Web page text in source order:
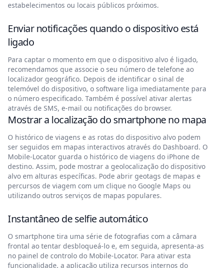
estabelecimentos ou locais públicos próximos.
Enviar notificações quando o dispositivo está
ligado
Para captar o momento em que o dispositivo alvo é ligado,
recomendamos que associe o seu número de telefone ao
localizador geográfico. Depois de identificar o sinal de
telemóvel do dispositivo, o software liga imediatamente para
o número especificado. Também é possível ativar alertas
através de SMS, e-mail ou notificações do browser.
Mostrar a localização do smartphone no mapa
O histórico de viagens e as rotas do dispositivo alvo podem
ser seguidos em mapas interactivos através do Dashboard. O
Mobile-Locator guarda o histórico de viagens do iPhone de
destino. Assim, pode mostrar a geolocalização do dispositivo
alvo em alturas específicas. Pode abrir geotags de mapas e
percursos de viagem com um clique no Google Maps ou
utilizando outros serviços de mapas populares.
Instantâneo de selfie automático
O smartphone tira uma série de fotografias com a câmara
frontal ao tentar desbloqueá-lo e, em seguida, apresenta-as
no painel de controlo do Mobile-Locator. Para ativar esta
funcionalidade, a aplicação utiliza recursos internos do